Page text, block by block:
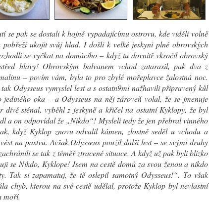
se pak se dostali k hojně vypadajícímu ostrovu, kde viděli volně
ukojit svůj hlad. I došli k velké jeskyni plné obrovských
se vyčkat na domácího – když tu dovnitř vkročil obrovský
hlavy! Obrovským balvanem vchod zatarasil, pak dva z
– povím vám, byla to pro zbylé mořeplavce žalostná noc.
Odysseus vymyslel lest a s ostatn9mi nažhavili připravený kůl
oka – a Odysseus na něj zároveň volal, že se jmenuje
sténal, vyběhl z jeskyně a křičel na ostatní Kyklopy, že byl
a on odpovídal že „Nikdo“! Mysleli tedy že jen přebral vinného
když Kyklop znovu odvalil kámen, zlostně seděl u vchodu a
na pastvu. Avšak Odysseus použil další lest – se svými druhy
se tak z téměř ztracené situace. A když už pak byli blízko
se Nikdo, Kyklope! Jsem na cestě domů za svou ženou a nikdo
Tak si zapamatuj, že tě oslepil samotný Odysseus!“. To však
chyb, kterou na své cestě udělal, protože Kyklop byl nevlastní
moří.